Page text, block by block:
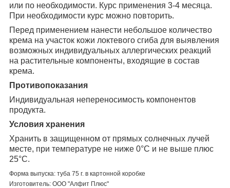
или по необходимости. Курс применения 3-4 месяца.
При необходимости курс можно повторить.
Перед применением нанести небольшое количество
крема на участок кожи локтевого сгиба для выявления
возможных индивидуальных аллергических реакций
на растительные компоненты, входящие в состав
крема.
Противопоказания
Индивидуальная непереносимость компонентов
продукта.
Условия хранения
Хранить в защищенном от прямых солнечных лучей
месте, при температуре не ниже 0°С и не выше плюс
25°С.
Форма выпуска: туба 75 г. в картонной коробке
Изготовитель: ООО "Алфит Плюс"